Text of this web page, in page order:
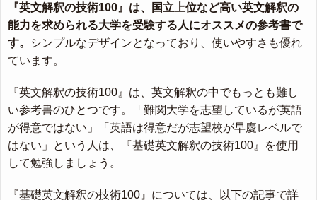
『英文解釈の技術100』は、国立上位など高い英文解釈の
能力を求められる大学を受験する人にオススメの参考書で
す。
シンプルなデザインとなっており、使いやすさも優れ
ています。
『英文解釈の技術100』は、英文解釈の中でもっとも難し
い参考書のひとつです。「難関大学を志望しているが英語
が得意ではない」「英語は得意だが志望校が早慶レベルで
はない」という人は、『基礎英文解釈の技術100』を使用
して勉強しましょう。
『基礎英文解釈の技術100』については、以下の記事で詳